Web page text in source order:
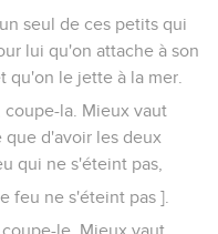
seul de ces petits qui
lui qu'on attache à son
qu'on le jette à la mer.
coupe-la. Mieux vaut
que d'avoir les deux
qui ne s'éteint pas,
feu ne s'éteint pas ].
le. Mieux vaut